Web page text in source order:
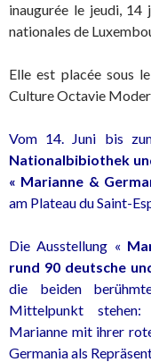
inaugurée le jeudi, 14
nationales de
Elle est placée sous
Culture Octavie
Vom 14. Juni bis
Nationalbibiothek
« Marianne &
am Plateau du Saint-
Die Ausstellung «
rund 90 deutsche
die beiden
Mittelpunkt
Marianne mit ihrer
Germania als